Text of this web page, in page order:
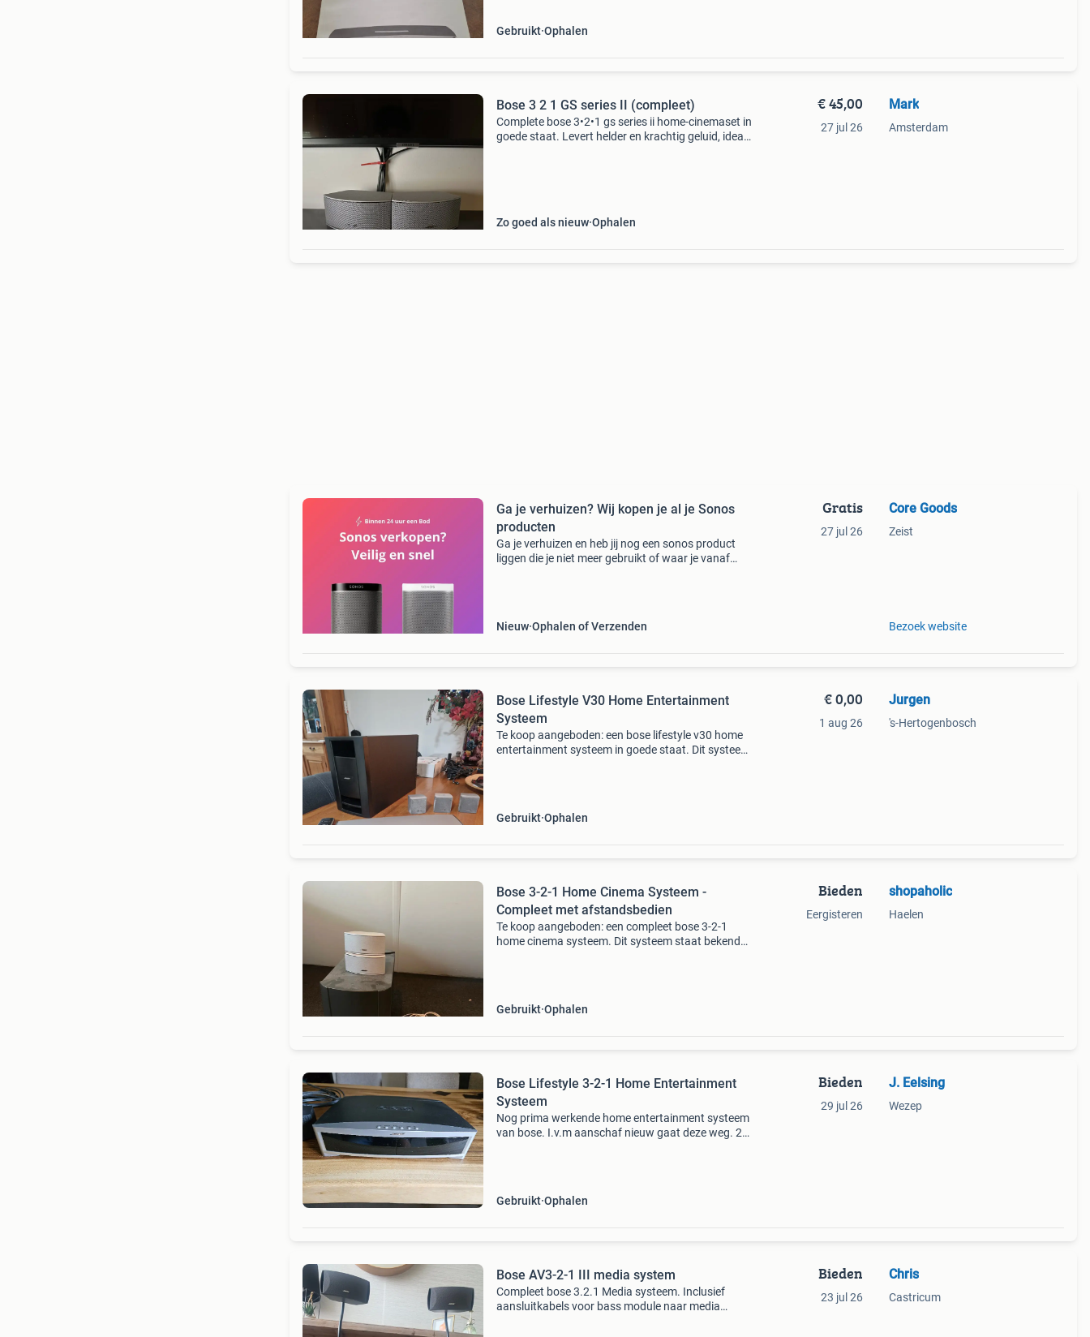
Gebruikt Ophalen
Bose 3 2 1 GS series II (compleet)
Complete bose 3•2•1 gs series ii home-cinemaset in
goede staat. Levert helder en krachtig geluid, ideaal
Zo goed als nieuw Ophalen
€ 45,00
27 jul 26
Mark
Amsterdam
Ga je verhuizen? Wij kopen je al je Sonos
producten
Ga je verhuizen en heb jij nog een sonos product
liggen die je niet meer gebruikt of waar je vanaf
Nieuw Ophalen of Verzenden
Gratis
27 jul 26
Core Goods
Zeist
Bezoek website
Bose Lifestyle V30 Home Entertainment
Systeem
Te koop aangeboden: een bose lifestyle v30 home
entertainment systeem in goede staat. Dit systeem
Gebruikt Ophalen
€ 0,00
1 aug 26
Jurgen
's-Hertogenbosch
Bose 3-2-1 Home Cinema Systeem -
Compleet met afstandsbedien
Te koop aangeboden: een compleet bose 3-2-1
home cinema systeem. Dit systeem staat bekend
Gebruikt Ophalen
Bieden
Eergisteren
shopaholic
Haelen
Bose Lifestyle 3-2-1 Home Entertainment
Systeem
Nog prima werkende home entertainment systeem
van bose. I.v.m aanschaf nieuw gaat deze weg. 2
Gebruikt Ophalen
Bieden
29 jul 26
J. Eelsing
Wezep
Bose AV3-2-1 III media system
Compleet bose 3.2.1 Media systeem. Inclusief
aansluitkabels voor bass module naar media
Bieden
23 jul 26
Chris
Castricum